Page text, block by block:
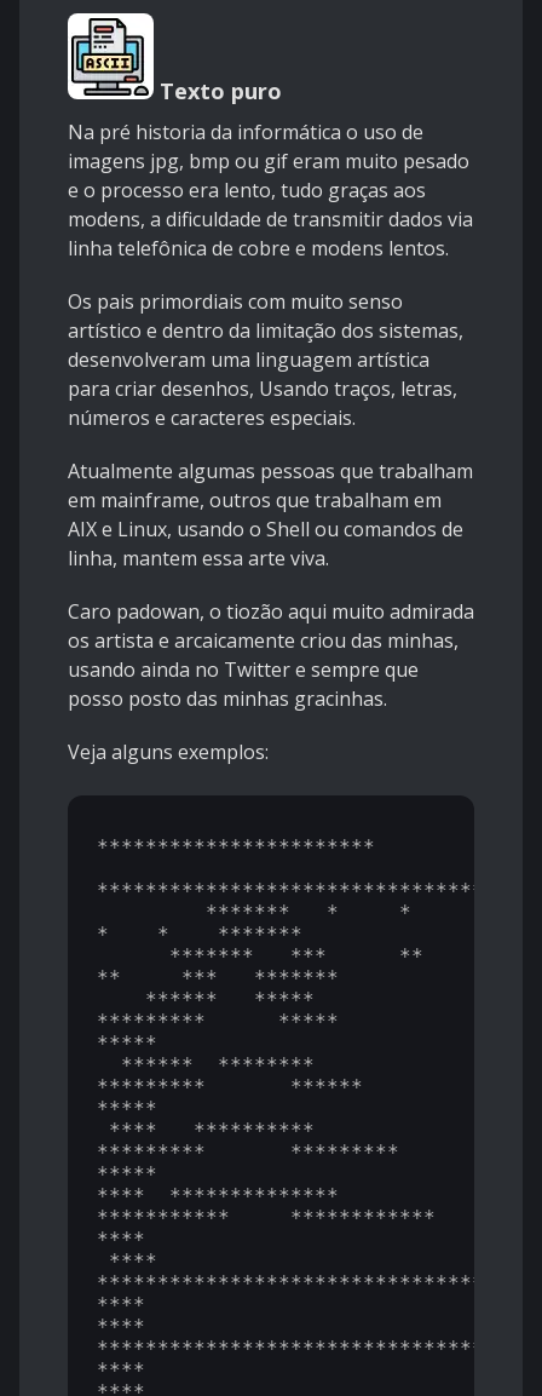
Texto puro
Na pré historia da informática o uso de
imagens jpg, bmp ou gif eram muito pesado
e o processo era lento, tudo graças aos
modens, a dificuldade de transmitir dados via
linha telefônica de cobre e modens lentos.
Os pais primordiais com muito senso
artístico e dentro da limitação dos sistemas,
desenvolveram uma linguagem artística
para criar desenhos, Usando traços, letras,
números e caracteres especiais.
Atualmente algumas pessoas que trabalham
em mainframe, outros que trabalham em
AIX e Linux, usando o Shell ou comandos de
linha, mantem essa arte viva.
Caro padowan, o tiozão aqui muito admirada
os artista e arcaicamente criou das minhas,
usando ainda no Twitter e sempre que
posso posto das minhas gracinhas.
Veja alguns exemplos:
***********************
*********************************
*    *    *******
**     ***   *******
*********      *****
*****
*********       ******
*****
*********       *********
*****
****  **************
***********     ************
****
****
****
****